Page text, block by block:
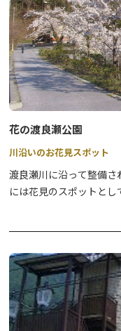
花の渡良瀬公園
川沿いのお花見スポット
渡良瀬川に沿って整備さ
には花見のスポットとし